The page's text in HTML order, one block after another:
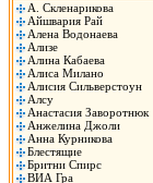
А. Скленарикова
Айшвария Рай
Алена Водонаева
Ализе
Алина Кабаева
Алиса Милано
Алисия Сильверстоун
Алсу
Анастасия Заворотнюк
Анжелина Джоли
Анна Курникова
Блестящие
Бритни Спирс
ВИА Гра